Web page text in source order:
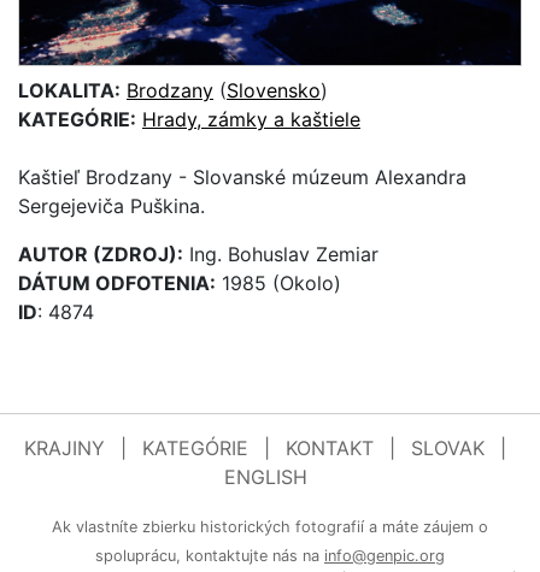
LOKALITA: Brodzany (Slovensko)
KATEGÓRIE: Hrady, zámky a kaštiele
Kaštieľ Brodzany - Slovanské múzeum Alexandra
Sergejeviča Puškina.
AUTOR (ZDROJ): Ing. Bohuslav Zemiar
DÁTUM ODFOTENIA: 1985 (Okolo)
ID: 4874
KRAJINY KATEGÓRIE KONTAKT SLOVAK
ENGLISH
Ak vlastníte zbierku historických fotografií a máte záujem o
spoluprácu, kontaktujte nás na info@genpic.org